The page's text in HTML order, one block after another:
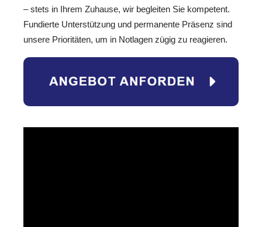
– stets in Ihrem Zuhause, wir begleiten Sie kompetent.
Fundierte Unterstützung und permanente Präsenz sind
unsere Prioritäten, um in Notlagen zügig zu reagieren.